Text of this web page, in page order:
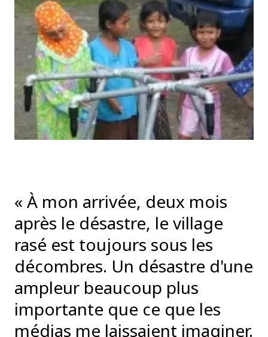
« À mon arrivée, deux mois
après le désastre, le village
rasé est toujours sous les
décombres. Un désastre d'une
ampleur beaucoup plus
importante que ce que les
médias me laissaient imaginer.